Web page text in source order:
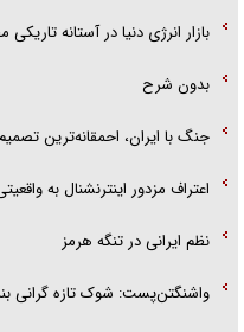
بازار انرژی دنیا در آستانه تاریکی
بدون شرح
جنگ با ایران، احمقانه‌ترین
اعتراف مزدور اینترنشنال به واقعیتی که ۷ ماه
نظم ایرانی در تنگه هرمز
واشنگتن‌پست: شوک تازه گرانی